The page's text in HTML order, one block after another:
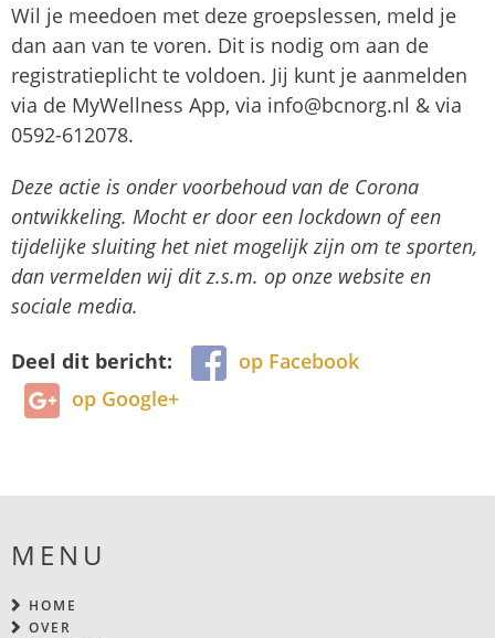
Wil je meedoen met deze groepslessen, meld je
dan aan van te voren. Dit is nodig om aan de
registratieplicht te voldoen. Jij kunt je aanmelden
via de MyWellness App, via info@bcnorg.nl & via
0592-612078.
Deze actie is onder voorbehoud van de Corona
ontwikkeling. Mocht er door een lockdown of een
tijdelijke sluiting het niet mogelijk zijn om te sporten,
dan vermelden wij dit z.s.m. op onze website en
sociale media.
Deel dit bericht:
op Facebook
op Google+
MENU
HOME
OVER